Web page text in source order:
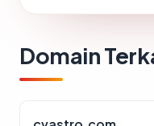
Domain